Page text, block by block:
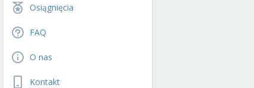
Osiągnięcia
FAQ
O nas
Kontakt